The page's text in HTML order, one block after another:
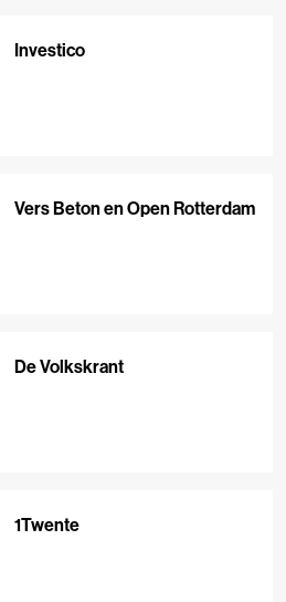
Investico
Vers Beton en Open Rotterdam
De Volkskrant
1Twente